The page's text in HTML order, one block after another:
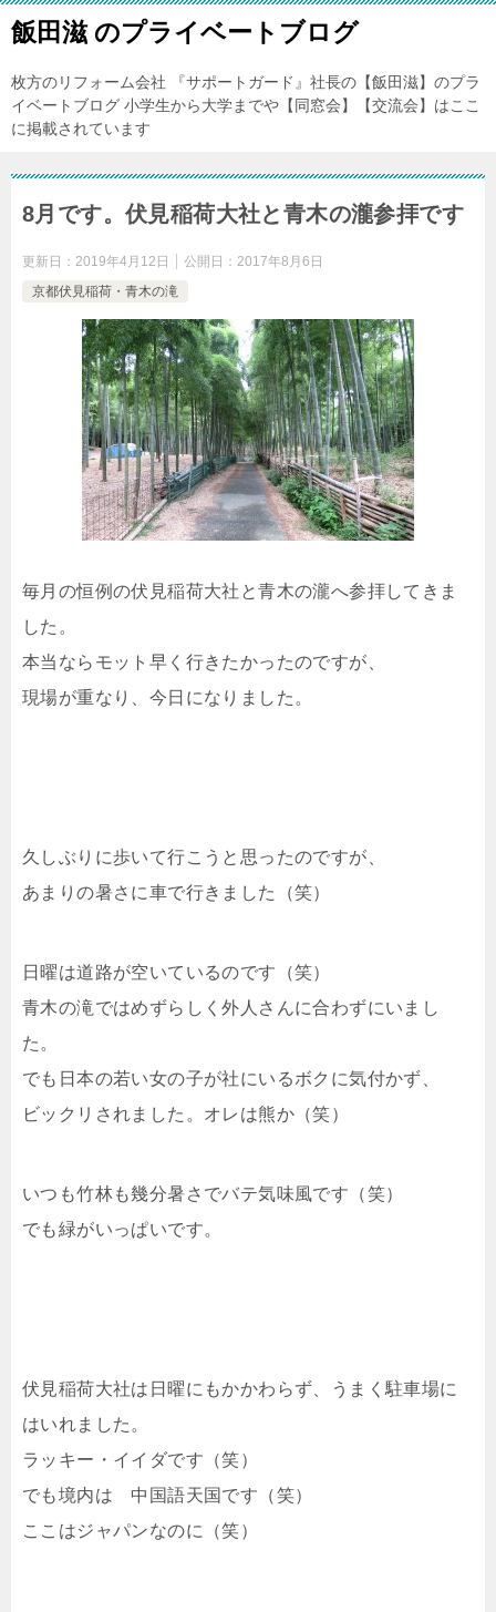
飯田滋 のプライベートブログ
枚方のリフォーム会社 『サポートガード』社長の【飯田滋】のプラ
イベートブログ 小学生から大学までや【同窓会】【交流会】はここ
に掲載されています
8月です。伏見稲荷大社と青木の瀧参拝です
更新日： 2019年4月12日 公開日： 2017年8月6日
京都伏見稲荷・青木の滝
毎月の恒例の伏見稲荷大社と青木の瀧へ参拝してきま
した。
本当ならモット早く行きたかったのですが、
現場が重なり、今日になりました。
久しぶりに歩いて行こうと思ったのですが、
あまりの暑さに車で行きました（笑）
日曜は道路が空いているのです（笑）
青木の滝ではめずらしく外人さんに合わずにいまし
た。
でも日本の若い女の子が社にいるボクに気付かず、
ビックリされました。オレは熊か（笑）
いつも竹林も幾分暑さでバテ気味風です（笑）
でも緑がいっぱいです。
伏見稲荷大社は日曜にもかかわらず、うまく駐車場に
はいれました。
ラッキー・イイダです（笑）
でも境内は 中国語天国です（笑）
ここはジャパンなのに（笑）